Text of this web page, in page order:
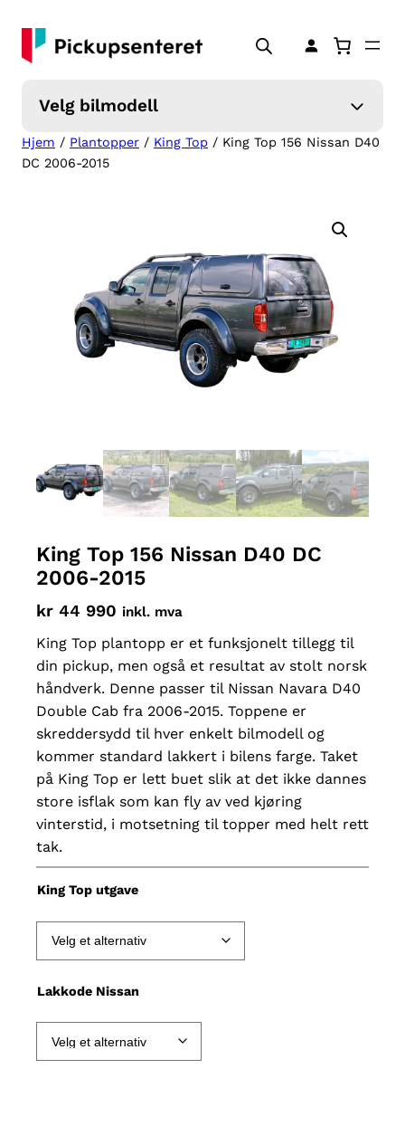
innhold
Velg bilmodell
Hjem / Plantopper / King Top / King Top 156 Nissan D40
DC 2006-2015
King Top 156 Nissan D40 DC
2006-2015
kr 44 990 inkl. mva
King Top plantopp er et funksjonelt tillegg til
din pickup, men også et resultat av stolt norsk
håndverk. Denne passer til Nissan Navara D40
Double Cab fra 2006-2015. Toppene er
skreddersydd til hver enkelt bilmodell og
kommer standard lakkert i bilens farge. Taket
på King Top er lett buet slik at det ikke dannes
store isflak som kan fly av ved kjøring
vinterstid, i motsetning til topper med helt rett
tak.
King Top utgave
Lakkode Nissan